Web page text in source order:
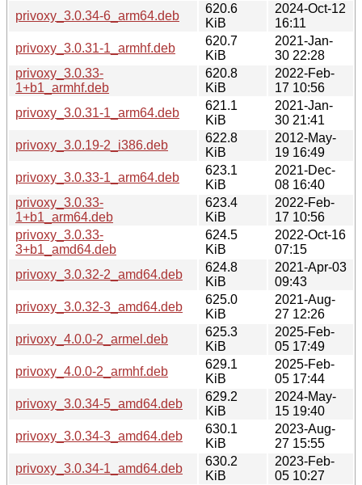
privoxy_3.0.34-6_arm64.deb
620.6
KiB
2024-Oct-12
16:11
privoxy_3.0.31-1_armhf.deb
620.7
KiB
2021-Jan-
30 22:28
privoxy_3.0.33-
1+b1_armhf.deb
620.8
KiB
2022-Feb-
17 10:56
privoxy_3.0.31-1_arm64.deb
621.1
KiB
2021-Jan-
30 21:41
privoxy_3.0.19-2_i386.deb
622.8
KiB
2012-May-
19 16:49
privoxy_3.0.33-1_arm64.deb
623.1
KiB
2021-Dec-
08 16:40
privoxy_3.0.33-
1+b1_arm64.deb
623.4
KiB
2022-Feb-
17 10:56
privoxy_3.0.33-
3+b1_amd64.deb
624.5
KiB
2022-Oct-16
07:15
privoxy_3.0.32-2_amd64.deb
624.8
KiB
2021-Apr-03
09:43
privoxy_3.0.32-3_amd64.deb
625.0
KiB
2021-Aug-
27 12:26
privoxy_4.0.0-2_armel.deb
625.3
KiB
2025-Feb-
05 17:49
privoxy_4.0.0-2_armhf.deb
629.1
KiB
2025-Feb-
05 17:44
privoxy_3.0.34-5_amd64.deb
629.2
KiB
2024-May-
15 19:40
privoxy_3.0.34-3_amd64.deb
630.1
KiB
2023-Aug-
27 15:55
privoxy_3.0.34-1_amd64.deb
630.2
KiB
2023-Feb-
05 10:27